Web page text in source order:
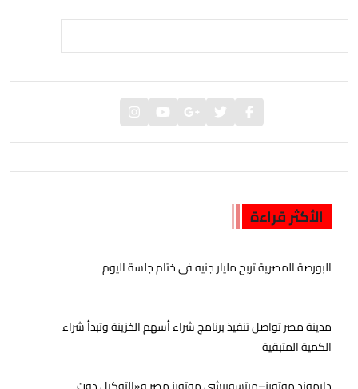
الأكثر قراءة
البورصة المصرية تربح مليار جنيه فى ختام جلسة اليوم
مدينة مصر تواصل تنفيذ برنامج شراء أسهم الخزينة وتبدأ شراء
الكمية المتبقية